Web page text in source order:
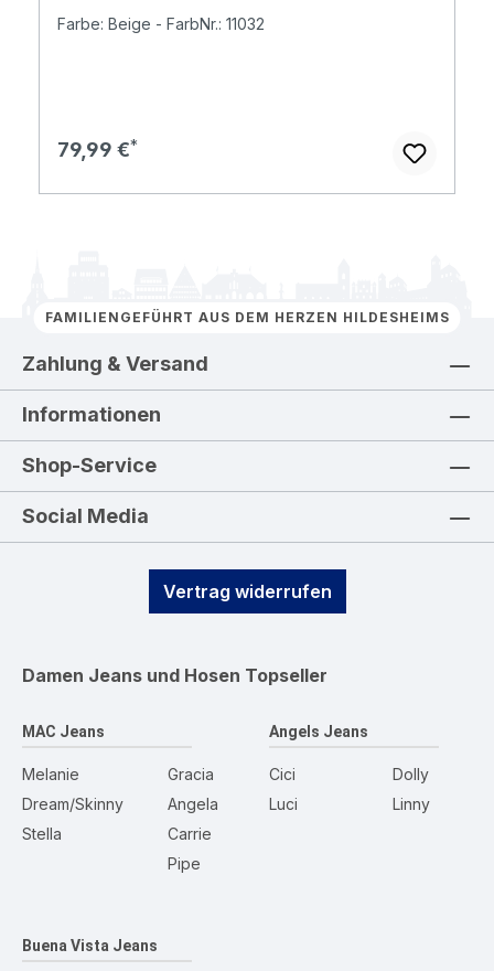
Farbe: Beige - FarbNr.: 11032
Regulärer Preis:
79,99 €
FAMILIENGEFÜHRT AUS DEM HERZEN HILDESHEIMS
Zahlung & Versand
Informationen
Shop-Service
Social Media
Vertrag widerrufen
Damen Jeans und Hosen Topseller
MAC Jeans
Melanie
Dream/Skinny
Stella
Gracia
Angela
Carrie
Pipe
Angels Jeans
Cici
Luci
Dolly
Linny
Buena Vista Jeans